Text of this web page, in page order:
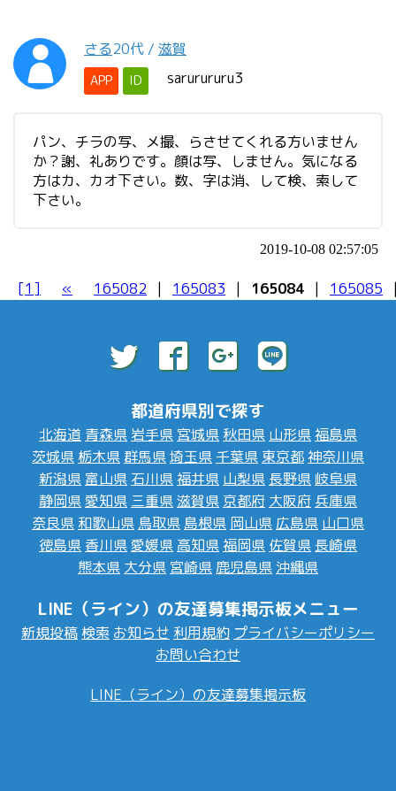
さる20代 / 滋賀
APP ID sarurururu3
パン、チラの写、メ撮、らさせてくれる方いません
か？謝、礼ありです。顔は写、しません。気になる
方はカ、カオ下さい。数、字は消、して検、索して
下さい。
2019-10-08 02:57:05
[1] « 165082 | 165083 | 165084 | 165085
都道府県別で探す
北海道 青森県 岩手県 宮城県 秋田県 山形県福島県
茨城県 栃木県群馬県埼玉県 千葉県 東京都神奈川県
新潟県 富山県 石川県福井県 山梨県 長野県 岐阜県
静岡県愛知県 三重県滋賀県 京都府 大阪府 兵庫県
奈良県 和歌山県 鳥取県 島根県 岡山県 広島県 山口県
徳島県 香川県愛媛県 高知県福岡県 佐賀県 長崎県
熊本県 大分県 宮崎県 鹿児島県 沖縄県
LINE（ライン）の友達募集掲示板メニュー
新規投稿 検索 お知らせ 利用規約 プライバシーポリシー
お問い合わせ
LINE（ライン）の友達募集掲示板